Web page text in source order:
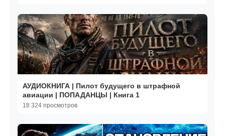
АУДИОКНИГА | Пилот будущего в штрафной
авиации | ПОПАДАНЦЫ | Книга 1
18 324 просмотров